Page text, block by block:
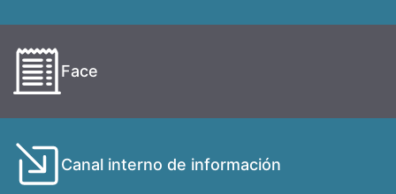
Face
Canal interno de información